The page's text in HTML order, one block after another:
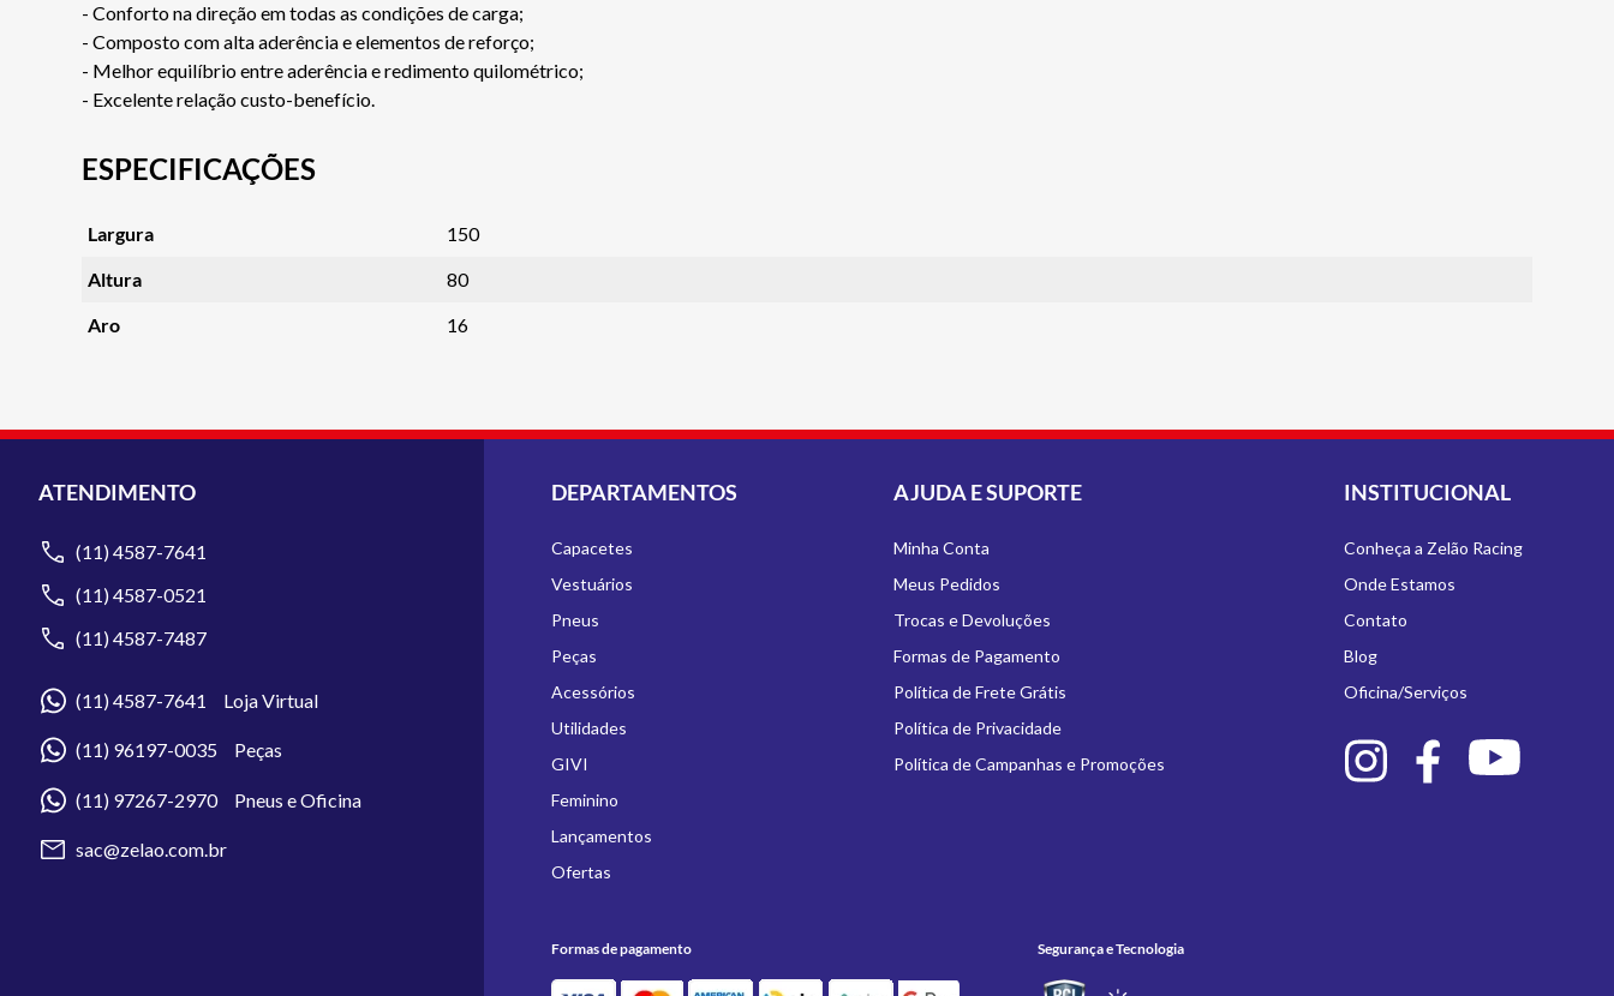
- Conforto na direção em todas as condições de carga;
- Composto com alta aderência e elementos de reforço;
- Melhor equilíbrio entre aderência e redimento quilométrico;
- Excelente relação custo-benefício.
ESPECIFICAÇÕES
Largura 150
Altura 80
Aro 16
ATENDIMENTO
(11) 4587-7641
(11) 4587-0521
(11) 4587-7487
(11) 4587-7641 Loja Virtual
(11) 96197-0035 Peças
(11) 97267-2970 Pneus e Oficina
sac@zelao.com.br
DEPARTAMENTOS
Capacetes
Vestuários
Pneus
Peças
Acessórios
Utilidades
GIVI
Feminino
Lançamentos
Ofertas
AJUDA E SUPORTE
Minha Conta
Meus Pedidos
Trocas e Devoluções
Formas de Pagamento
Política de Frete Grátis
Política de Privacidade
Política de Campanhas e Promoções
INSTITUCIONAL
Conheça a Zelão Racing
Onde Estamos
Contato
Blog
Oficina/Serviços
Formas de pagamento Segurança e Tecnologia